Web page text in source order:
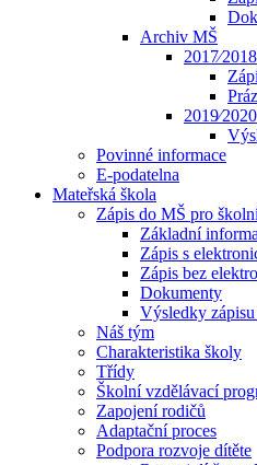
Archiv MŠ
2017⁄2018
2019⁄2020
Povinné informace
E-podatelna
Mateřská škola
Zápis do MŠ pro
Základní
Zápis s
Zápis bez
Dokumenty
Výsledky
Náš tým
Charakteristika školy
Třídy
Školní vzdělávací
Zapojení rodičů
Adaptační proces
Podpora rozvoje dítěte